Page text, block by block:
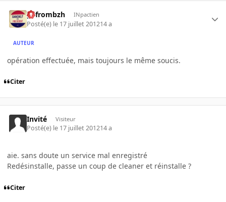
pyfrombzh INpactien
Posté(e) le 17 juillet 201214 a
AUTEUR
opération effectuée, mais toujours le même soucis.
Citer
Invité Visiteur
Posté(e) le 17 juillet 201214 a
aie. sans doute un service mal enregistré
Redésinstalle, passe un coup de cleaner et réinstalle ?
Citer